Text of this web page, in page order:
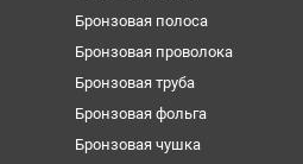
Бронзовая полоса
Бронзовая проволока
Бронзовая труба
Бронзовая фольга
Бронзовая чушка